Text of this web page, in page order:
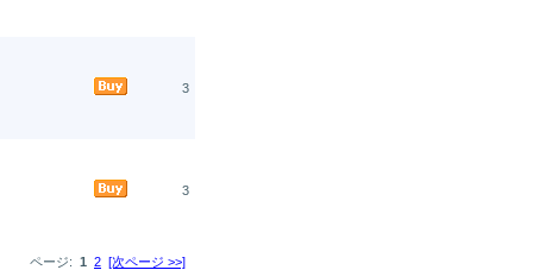
3
3
ページ: 1 2 [次ページ >>]